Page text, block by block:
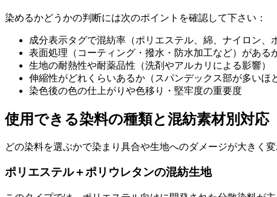
染めるかどうかの判断には次のポイントを確認して下さい：
成分表示タグで混紡率（ポリエステル、綿、ナイロン、
表面処理（コーティング・撥水・防水加工など）がある
生地の耐熱性や耐薬品性（洗剤やアルカリによる影響）
伸縮性がどれくらいあるか（スパンデックス部が多いほ
染色後の色の仕上がりや色移り・堅牢度の重要度
使用できる染料の種類と混紡素材別対応
どの染料を選ぶかで染まり具合や生地へのダメージが大きく
ポリエステル＋ポリウレタンの混紡生地